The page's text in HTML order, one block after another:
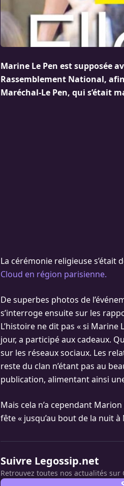
Marine Le Pen est supposée
Rassemblement National,
Maréchal-Le Pen, qui s’était
La cérémonie religieuse s’était
Cloud en région parisienne.
De superbes photos de
s’interroge ensuite sur les
L’histoire ne dit pas « si
jour, a participé aux cadeaux.
sur les réseaux sociaux. Les
reste du clan n’étant pas au
publication, alimentant ainsi
Mais cela n’a cependant
fête « jusqu’au bout de la nuit
Suivre Legossip.net
Retrouvez toutes nos actualités sur